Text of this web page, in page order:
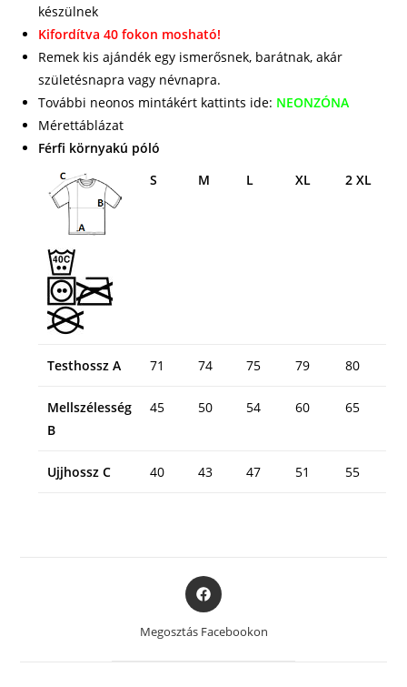
készülnek
Kifordítva 40 fokon mosható!
Remek kis ajándék egy ismerősnek, barátnak, akár
születésnapra vagy névnapra.
További neonos mintákért kattints ide: NEONZÓNA
Mérettáblázat
Férfi környakú póló
S
M L XL 2 XL
Testhossz A 71 74 75 79 80
Mellszélesség
B
45 50 54 60 65
Ujjhossz C 40 43 47 51 55
Opens
in
a
Megosztás Facebookon